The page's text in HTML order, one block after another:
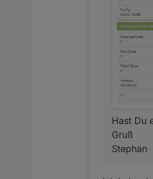
Hast Du
Gruß
Stephan